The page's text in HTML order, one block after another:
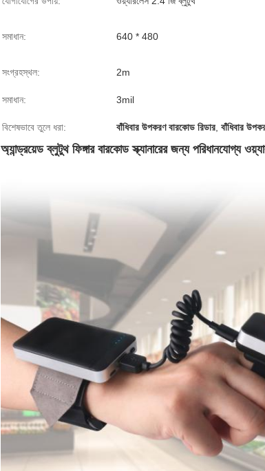
সমাধান: 640 * 480
সংগ্রহস্থল: 2m
সমাধান: 3mil
বিশেষভাবে তুলে ধরা: বাঁধিবার উপকরণ বারকোড রিডার বাঁধিবার
অ্যান্ড্রয়েড ব্লুটুথ ফিঙ্গার বারকোড স্ক্যানারের জন্য পরিধানযোগ্য